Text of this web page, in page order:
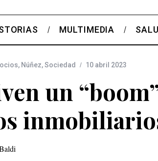
MULTIMEDIA
, Núñez,Sociedad 10 abril 2023
un